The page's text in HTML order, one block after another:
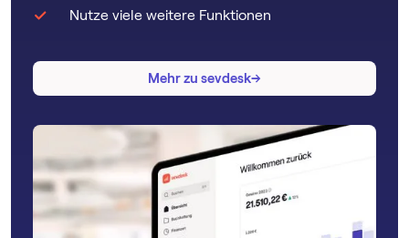
Nutze viele weitere Funktionen
Mehr zu sevdesk→
→